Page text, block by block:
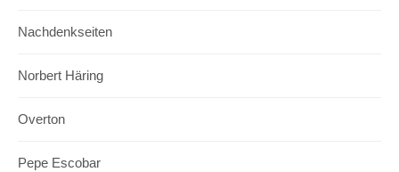
Nachdenkseiten
Norbert Häring
Overton
Pepe Escobar